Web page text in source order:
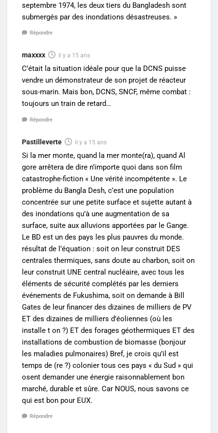
septembre 1974, les deux tiers du Bangladesh sont
submergés par des inondations désastreuses. »
Répondre
maxxxx il y a 15 ans
C’était la situation idéale pour que la DCNS puisse
vendre un démonstrateur de son projet de réacteur
sous-marin. Mais bon, DCNS, SNCF, même combat :
toujours un train de retard…
Répondre
Pastilleverte il y a 15 ans
Si la mer monte, quand la mer monte(ra), quand Al
gore arrêtera de dire n’importe quoi dans son film
catastrophe-fiction « Une vérité incompétente ». Le
problème du Bangla Desh, c’est une population
concentrée sur une petite surface et sujette autant à
des inondations qu’à une augmentation de sa
surface, suite aux alluvions apportées par le Gange.
Le BD est un des pays les plus pauvres du monde.
résultat de l’équation : soit on leur construit DES
centrales thermiques, sans doute au charbon, soit on
leur construit UNE central nucléaire, avec tous les
éléments de sécurité complétés par les derniers
événements de Fukushima, soit on demande à Bill
Gates de leur financer des dizaines de milliers de PV
ET des dizaines de milliers d’éoliennes (où les
installe t on ?) ET des forages géothermiques ET des
installations de combustion de biomasse (bonjour
les maladies pulmonaires) Bref, je crois qu’il est
temps de (re ?) colonier tous ces pays « du Sud » qui
osent demander une énergie raisonnablement bon
marché, durable et sûre. Car NOUS, nous savons ce
qui est bon pour EUX.
Répondre